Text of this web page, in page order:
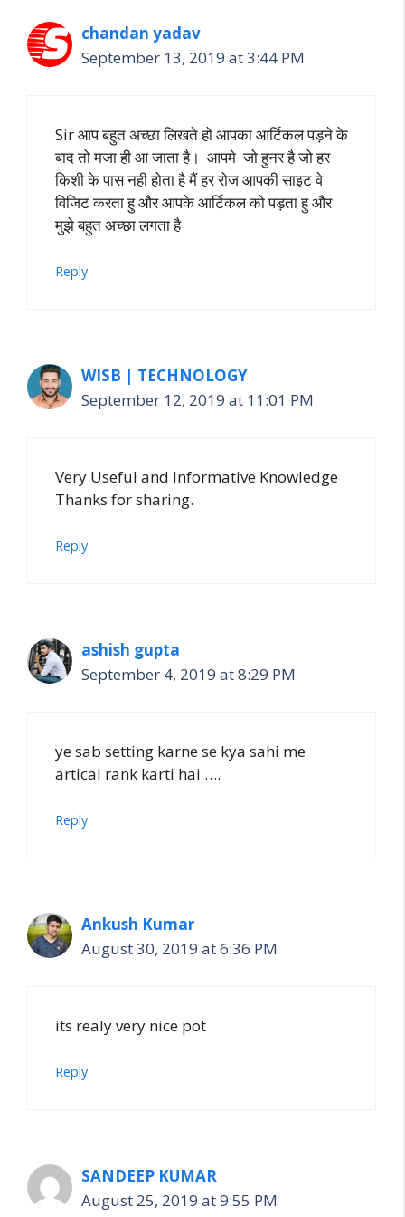
chandan yadav
September 13, 2019 at 3:44 PM
Sir आप बहुत अच्छा लिखते हो आपका आर्टिकल पड़ने के
बाद तो मजा ही आ जाता है। आपमे जो हुनर है जो हर
किशी के पास नही होता है मैं हर रोज आपकी साइट वे
विजिट करता हु और आपके आर्टिकल को पड़ता हु और
मुझे बहुत अच्छा लगता है
Reply
WISB | TECHNOLOGY
September 12, 2019 at 11:01 PM
Very Useful and Informative Knowledge
Thanks for sharing.
Reply
ashish gupta
September 4, 2019 at 8:29 PM
ye sab setting karne se kya sahi me
artical rank karti hai ….
Reply
Ankush Kumar
August 30, 2019 at 6:36 PM
its realy very nice pot
Reply
SANDEEP KUMAR
August 25, 2019 at 9:55 PM